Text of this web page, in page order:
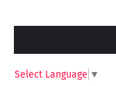
Select Language ▼